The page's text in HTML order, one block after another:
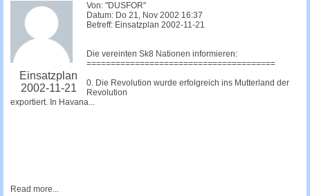
Einsatzplan
2002-11-21
Von: "DUSFOR"
Datum: Do 21, Nov 2002 16:37
Betreff: Einsatzplan 2002-11-21
Die vereinten Sk8 Nationen informieren:
=======================================
0. Die Revolution wurde erfolgreich ins Mutterland der
Revolution
exportiert. In Havana...
Read more...